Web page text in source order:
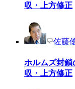
収・上方修正
佐藤
ホルムズ封
収・上方修正